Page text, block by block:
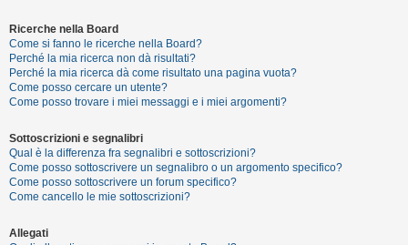
F
A
Q
Ricerche nella Board
Come si fanno le ricerche nella Board?
Perché la mia ricerca non dà risultati?
Perché la mia ricerca dà come risultato una pagina vuota?
Come posso cercare un utente?
Come posso trovare i miei messaggi e i miei argomenti?
Sottoscrizioni e segnalibri
Qual è la differenza fra segnalibri e sottoscrizioni?
Come posso sottoscrivere un segnalibro o un argomento specifico?
Come posso sottoscrivere un forum specifico?
Come cancello le mie sottoscrizioni?
Allegati